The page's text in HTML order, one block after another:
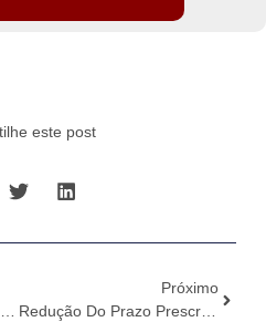
este post
Proibição De Exoneração De Servidor Que Responde PAD
Próximo
Redução Do Prazo Prescricional E Julgamento De Embargos De Declaração